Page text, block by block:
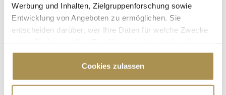
Werbung und Inhalten, Zielgruppenforschung sowie
Entwicklung von Angeboten zu ermöglichen. Sie
entscheiden darüber, wer Ihre Daten für welche Zwecke
Cookie-Erklärung oder durch Klicken auf das Privacy
Trigger Symbol ändern oder widerrufen
Cookies zulassen